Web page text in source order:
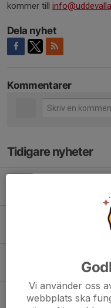
kommer till
Dela nyhet
Kommentarer
Tidigare nyheter
Grundutbildning
26 jan, 18:22 0
Prova Karting
Vi använder oss
webbplats ska